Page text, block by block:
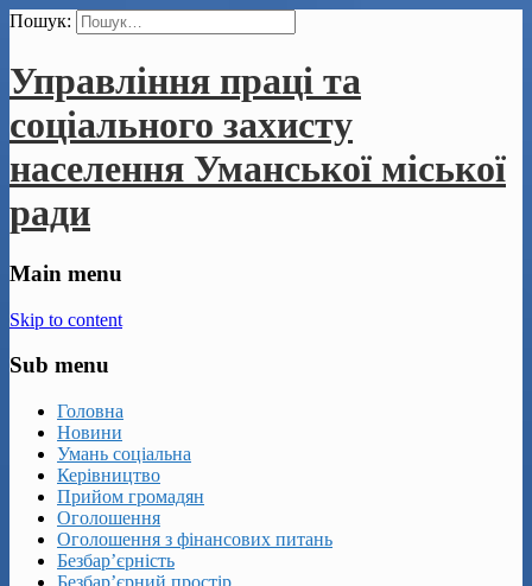
Пошук:
Управління праці та
соціального захисту
населення Уманської міської
ради
Main menu
Skip to content
Sub menu
Головна
Новини
Умань соціальна
Керівництво
Прийом громадян
Оголошення
Оголошення з фінансових питань
Безбар’єрність
Безбар’єрний простір